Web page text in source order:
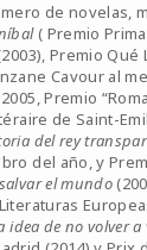
de novelas,
( Premio
Premio Qué
Cavour al
Premio
de Saint-
del rey
del año, y
el mundo
idea de no volver a